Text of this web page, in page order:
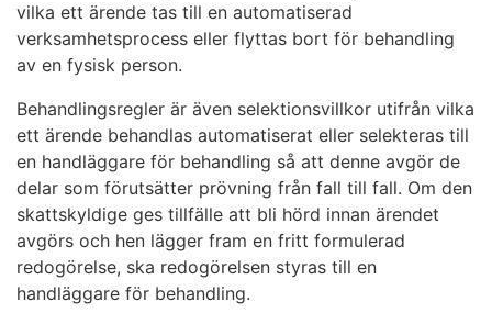
vilka ett ärende tas till en automatiserad
verksamhetsprocess eller flyttas bort för behandling
av en fysisk person.
Behandlingsregler är även selektionsvillkor utifrån vilka
ett ärende behandlas automatiserat eller selekteras till
en handläggare för behandling så att denne avgör de
delar som förutsätter prövning från fall till fall. Om den
skattskyldige ges tillfälle att bli hörd innan ärendet
avgörs och hen lägger fram en fritt formulerad
redogörelse, ska redogörelsen styras till en
handläggare för behandling.